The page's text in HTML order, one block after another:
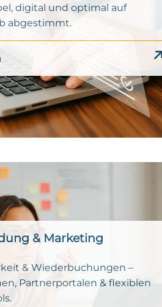
digital und optimal auf
abgestimmt.
& Marketing
& Wiederbuchungen –
Partnerportalen & flexiblen